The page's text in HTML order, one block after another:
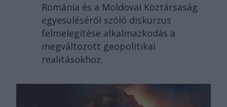
Románia és a Moldovai Köztársaság
egyesüléséről szóló diskurzus
felmelegítése alkalmazkodás a
megváltozott geopolitikai
realitásokhoz.